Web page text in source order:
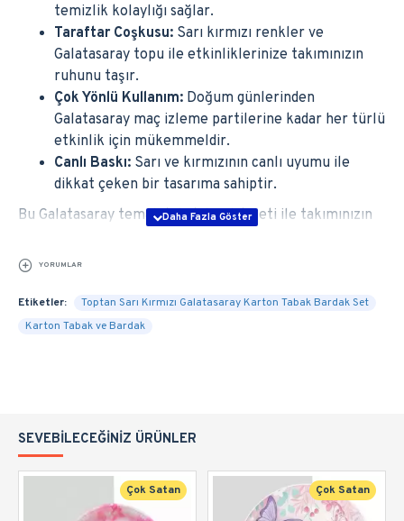
temizlik kolaylığı sağlar.
Taraftar Coşkusu: Sarı kırmızı renkler ve
Galatasaray topu ile etkinliklerinize takımınızın
ruhunu taşır.
Çok Yönlü Kullanım: Doğum günlerinden
Galatasaray maç izleme partilerine kadar her türlü
etkinlik için mükemmeldir.
Canlı Baskı: Sarı ve kırmızının canlı uyumu ile
dikkat çeken bir tasarıma sahiptir.
Bu Galatasaray temalı tabak bardak seti ile takımınızın
için unutulmaz bir atmosfer yaratmak için ideal bir
YORUMLAR
Etiketler:
Toptan Sarı Kırmızı Galatasaray Karton Tabak Bardak Set
Karton Tabak ve Bardak
SEVEBILECEĞINIZ ÜRÜNLER
Çok Satan Çok Satan